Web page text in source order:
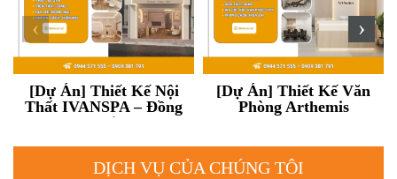
[Dự Án] Thiết Kế Nội
Thất IVANSPA – Đồng
Nai
[Dự Án] Thiết Kế Văn
Phòng Arthemis
›
‹
DỊCH VỤ CỦA CHÚNG TÔI